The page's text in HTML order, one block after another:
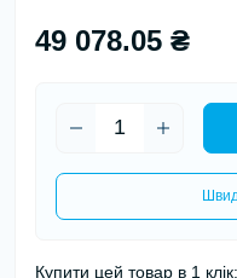
49 078.05 ₴
Купити цей товар в 1 клік: